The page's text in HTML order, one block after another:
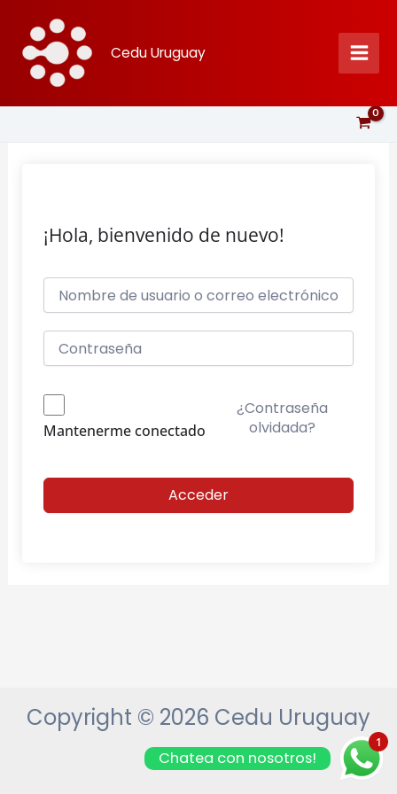
contenido
Cedu Uruguay
¡Hola, bienvenido de nuevo!
Mantenerme conectado
¿Contraseña
olvidada?
Acceder
Copyright © 2026 Cedu Uruguay
1
Chatea con nosotros!